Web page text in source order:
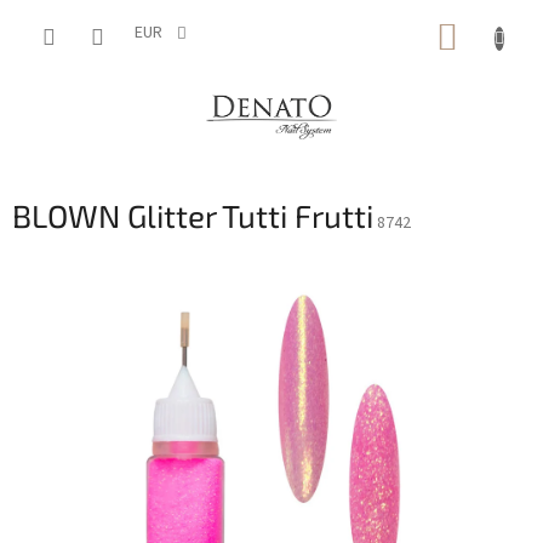
EUR
PANIER
BLOWN Glitter Tutti Frutti 8742